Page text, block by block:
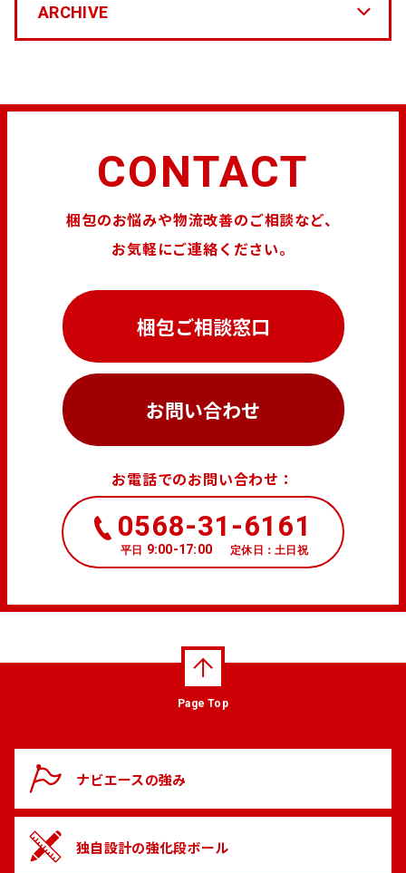
ARCHIVE
CONTACT
梱包のお悩みや物流改善のご相談など、
お気軽にご連絡ください。
梱包ご相談窓口
お問い合わせ
お電話でのお問い合わせ：
0568-31-6161
平日 9:00-17:00 定休日：土日祝
Page Top
ナビエースの強み
独自設計の強化段ボール